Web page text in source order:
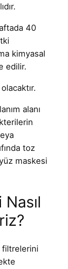
40
kimyasal
edilir.
alanı
toz
maskesi
filtrelerini